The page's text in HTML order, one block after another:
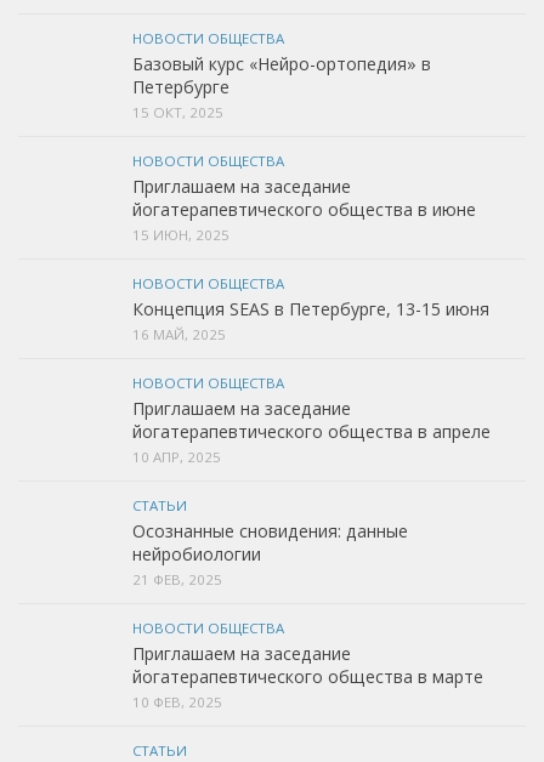
НОВОСТИ ОБЩЕСТВА
Базовый курс «Нейро-ортопедия» в
Петербурге
15 ОКТ, 2025
НОВОСТИ ОБЩЕСТВА
Приглашаем на заседание
йогатерапевтического общества в июне
15 ИЮН, 2025
НОВОСТИ ОБЩЕСТВА
Концепция SEAS в Петербурге, 13-15 июня
16 МАЙ, 2025
НОВОСТИ ОБЩЕСТВА
Приглашаем на заседание
йогатерапевтического общества в апреле
10 АПР, 2025
СТАТЬИ
Осознанные сновидения: данные
нейробиологии
21 ФЕВ, 2025
НОВОСТИ ОБЩЕСТВА
Приглашаем на заседание
йогатерапевтического общества в марте
10 ФЕВ, 2025
СТАТЬИ